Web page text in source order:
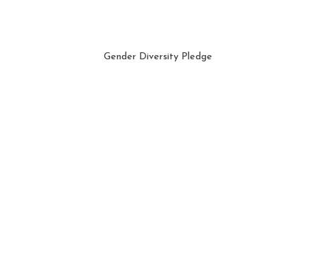
Gender Diversity Pledge